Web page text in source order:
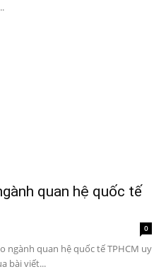
quan hệ quốc tế
0
ngành quan hệ quốc tế TPHCM uy
bài viết...